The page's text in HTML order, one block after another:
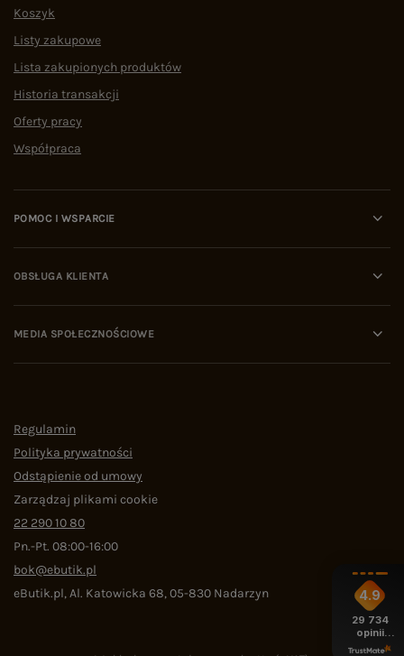
Koszyk
Listy zakupowe
Lista zakupionych produktów
Historia transakcji
Oferty pracy
Współpraca
POMOC I WSPARCIE
OBSŁUGA KLIENTA
MEDIA SPOŁECZNOŚCIOWE
Regulamin
Polityka prywatności
Odstąpienie od umowy
Zarządzaj plikami cookie
22 290 10 80
Pn.-Pt. 08:00-16:00
bok@ebutik.pl
eButik.pl,Al. Katowicka 68,05-830 Nadarzyn 4.9
29 734
opinii
z całego